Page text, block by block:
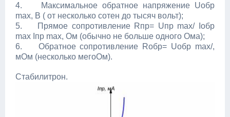
4. Максимальное обратное напряжение Uобр
max, В ( от несколько сотен до тысяч вольт);
5. Прямое сопротивление Rпр= Uпр max/ Iобр
max Iпр max, Ом (обычно не больше одного Ома);
6. Обратное сопротивление Rобр= Uобр max/,
мОм (несколько мегоОм).
Стабилитрон.